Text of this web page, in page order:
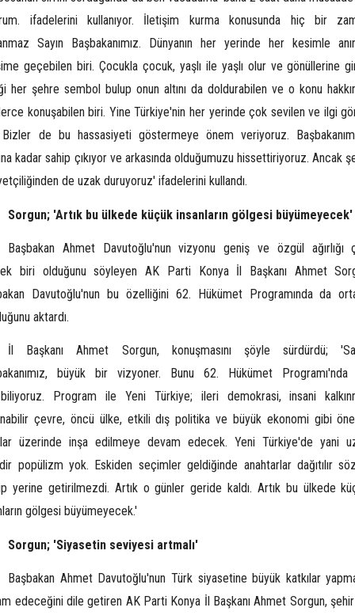
ifadelerini kullanıyor. İletişim kurma konusunda hiç bir
Sayın Başbakanımız. Dünyanın her yerinde her kesimle
geçebilen biri. Çocukla çocuk, yaşlı ile yaşlı olur ve gönüllerine
her şehre sembol bulup onun altını da doldurabilen ve o konu
konuşabilen biri. Yine Türkiye'nin her yerinde çok sevilen ve ilgi
de bu hassasiyeti göstermeye önem veriyoruz.
kadar sahip çıkıyor ve arkasında olduğumuzu hissettiriyoruz. Ancak
de uzak duruyoruz' ifadelerini kullandı.
Sorgun; 'Artık bu ülkede küçük insanların gölgesi büyümeyecek'
Başbakan Ahmet Davutoğlu'nun vizyonu geniş ve özgül ağırlığı
biri olduğunu söyleyen AK Parti Konya İl Başkanı Ahmet
Davutoğlu'nun bu özelliğini 62. Hükümet Programında da
aktardı.
İl Başkanı Ahmet Sorgun, konuşmasını şöyle sürdürdü;
büyük bir vizyoner. Bunu 62. Hükümet
Program ile Yeni Türkiye; ileri demokrasi, insani
çevre, öncü ülke, etkili dış politika ve büyük ekonomi gibi
üzerinde inşa edilmeye devam edecek. Yeni Türkiye'de yani
popülizm yok. Eskiden seçimler geldiğinde anahtarlar dağıtılır
yerine getirilmezdi. Artık o günler geride kaldı. Artık bu ülkede
gölgesi büyümeyecek.'
Sorgun; 'Siyasetin seviyesi artmalı'
Başbakan Ahmet Davutoğlu'nun Türk siyasetine büyük katkılar
edeceğini dile getiren AK Parti Konya İl Başkanı Ahmet Sorgun,